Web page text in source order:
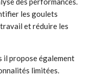
les goulets
et réduire les
il propose également
limitées.